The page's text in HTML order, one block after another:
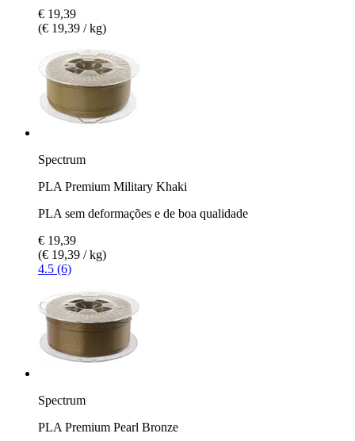
€ 19,39
(€ 19,39 / kg)
Spectrum
PLA Premium Military Khaki
PLA sem deformações e de boa qualidade
€ 19,39
(€ 19,39 / kg)
4.5 (6)
Spectrum
PLA Premium Pearl Bronze